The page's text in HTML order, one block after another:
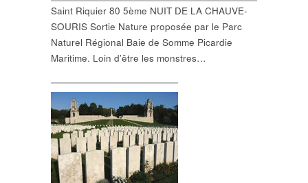
Saint Riquier 80 5ème NUIT DE LA CHAUVE-
SOURIS Sortie Nature proposée par le Parc
Naturel Régional Baie de Somme Picardie
Maritime. Loin d’être les monstres…